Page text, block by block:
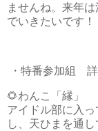
ませんね。来年
でいきたいです！
・特番参加組 詳
🌻わんこ「縁」
アイドル部に入
し、天ひまを通